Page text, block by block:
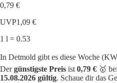
0,79 €
UVP1,09 €
1 l = 0.53
In Detmold gibt es diese Woche
Dergünstigste Preis ist 0,79 € 🥇
15.08.2026 gültig. Schaue dir das